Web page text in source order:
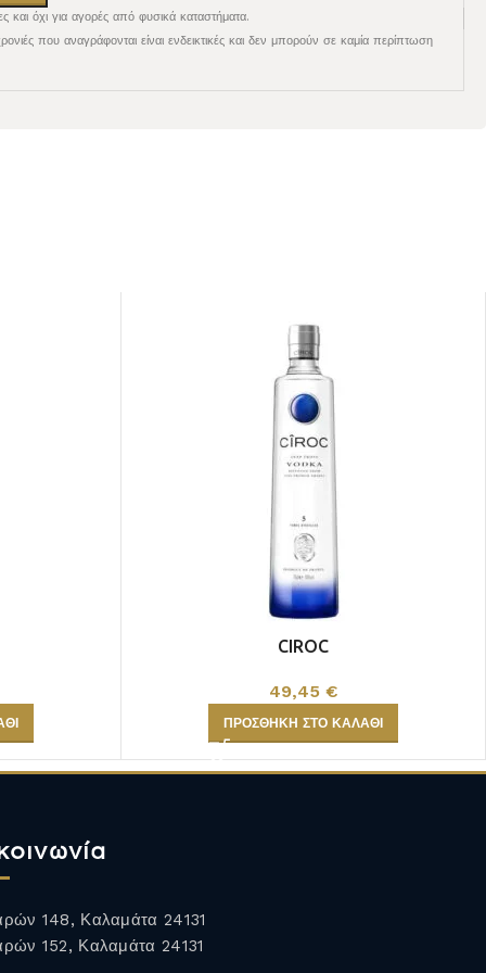
και όχι για αγορές από φυσικά καταστήματα.
που αναγράφονται είναι ενδεικτικές και δεν μπορούν σε καμία περίπτωση
CIROC
49,45 €
ΠΡΟΣΘΉΚΗ ΣΤΟ ΚΑΛΆΘΙ
148, Καλαμάτα 24131
152, Καλαμάτα 24131